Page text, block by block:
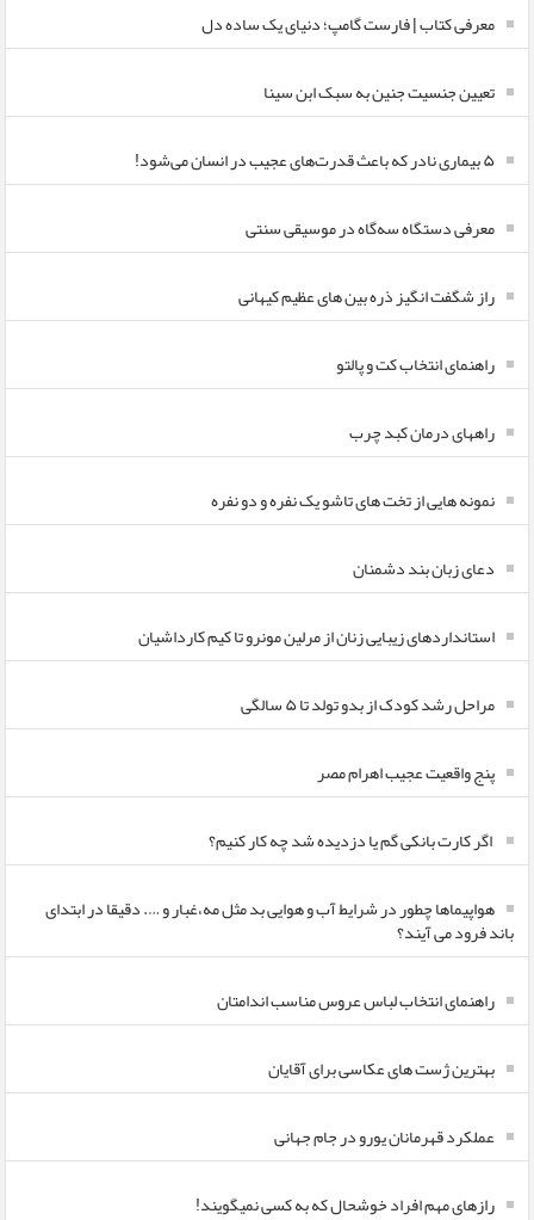
معرفی کتاب | فارست گامپ؛ دنیای یک ساده دل
تعیین جنسیت جنین به سبک ابن سینا
۵ بیماری نادر که باعث قدرت‌های عجیب در انسان می‌شود!
معرفی دستگاه سه‌گاه در موسیقی سنتی
راز شگفت انگیز ذره بین های عظیم کیهانی
راهنمای انتخاب کت و پالتو
راههای درمان کبد چرب
نمونه هایی از تخت های تاشو یک نفره و دو نفره
دعای زبان بند دشمنان
استانداردهای زیبایی زنان از مرلین مونرو تا کیم کارداشیان
مراحل رشد کودک از بدو تولد تا ۵ سالگی
پنج واقعیت عجیب اهرام مصر
اگر کارت بانکی گم یا دزدیده شد چه کار کنیم؟
هواپیماها چطور در شرایط آب و هوایی بد مثل مه،غبار و …. دقیقا در ابتدای
باند فرود می آیند؟
راهنمای انتخاب لباس عروس مناسب اندامتان
بهترین ژست های عکاسی برای آقایان
عملکرد قهرمانان یورو در جام جهانی
رازهای مهم افراد خوشحال که به کسی نمیگویند!